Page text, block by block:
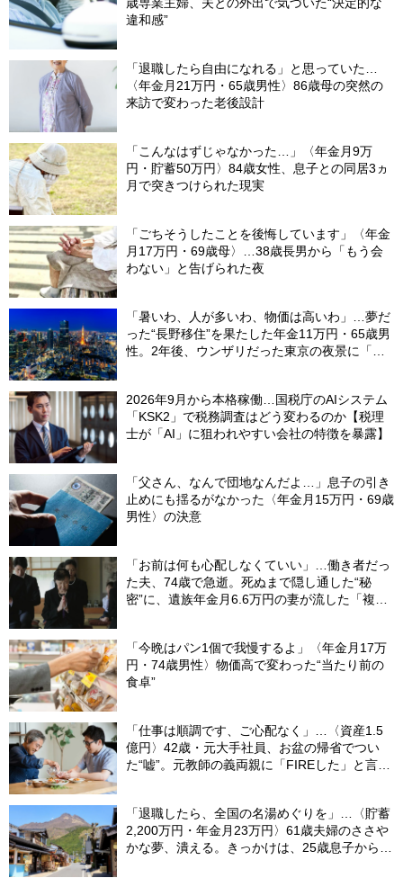
違和感”
「退職したら自由になれる」と思っていた…
〈年金月21万円・65歳男性〉86歳母の突然の
来訪で変わった老後設計
「こんなはずじゃなかった…」〈年金月9万
円・貯蓄50万円〉84歳女性、息子との同居3ヵ
月で突きつけられた現実
「ごちそうしたことを後悔しています」〈年金
月17万円・69歳母〉…38歳長男から「もう会
わない」と告げられた夜
「暑いわ、人が多いわ、物価は高いわ」…夢だ
った“長野移住”を果たした年金11万円・65歳男
性。2年後、ウンザリだった東京の夜景に「癒
2026年9月から本格稼働…国税庁のAIシステム
「KSK2」で税務調査はどう変わるのか【税理
士が「AI」に狙われやすい会社の特徴を暴露】
「父さん、なんで団地なんだよ…」息子の引き
止めにも揺るがなかった〈年金月15万円・69歳
男性〉の決意
「お前は何も心配しなくていい」…働き者だっ
た夫、74歳で急逝。死ぬまで隠し通した“秘
密”に、遺族年金月6.6万円の妻が流した「複雑
「今晩はパン1個で我慢するよ」〈年金月17万
円・74歳男性〉物価高で変わった“当たり前の
食卓”
「仕事は順調です、ご心配なく」…〈資産1.5
億円〉42歳・元大手社員、お盆の帰省でつい
た“嘘”。元教師の義両親に「FIREした」と言え
「退職したら、全国の名湯めぐりを」…〈貯蓄
2,200万円・年金月23万円〉61歳夫婦のささや
かな夢、潰える。きっかけは、25歳息子から届